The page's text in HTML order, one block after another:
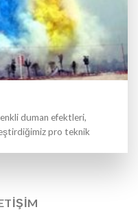
duman efektleri,
pro teknik